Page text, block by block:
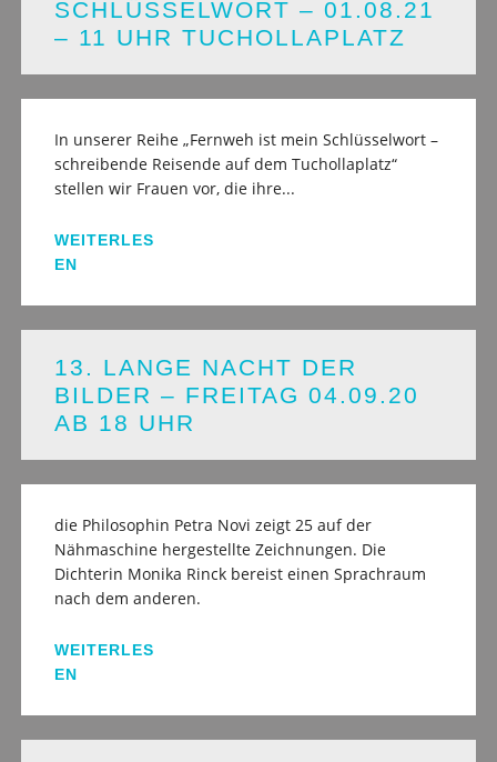
SCHLÜSSELWORT – 01.08.21
– 11 UHR TUCHOLLAPLATZ
In unserer Reihe „Fernweh ist mein Schlüsselwort –
schreibende Reisende auf dem Tuchollaplatz“
stellen wir Frauen vor, die ihre...
WEITERLES
EN
13. LANGE NACHT DER
BILDER – FREITAG 04.09.20
AB 18 UHR
die Philosophin Petra Novi zeigt 25 auf der
Nähmaschine hergestellte Zeichnungen. Die
Dichterin Monika Rinck bereist einen Sprachraum
nach dem anderen.
WEITERLES
EN